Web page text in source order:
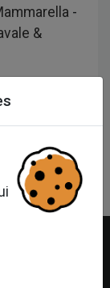
-
&